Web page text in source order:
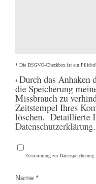
* Die DSGVO-Checkbox ist ein
* Durch das Anhaken
die Speicherung
Missbrauch zu
Zeitstempel Ihres
löschen. Detaillierte
Datenschutzerklärung.
Zustimmung zur
Name *